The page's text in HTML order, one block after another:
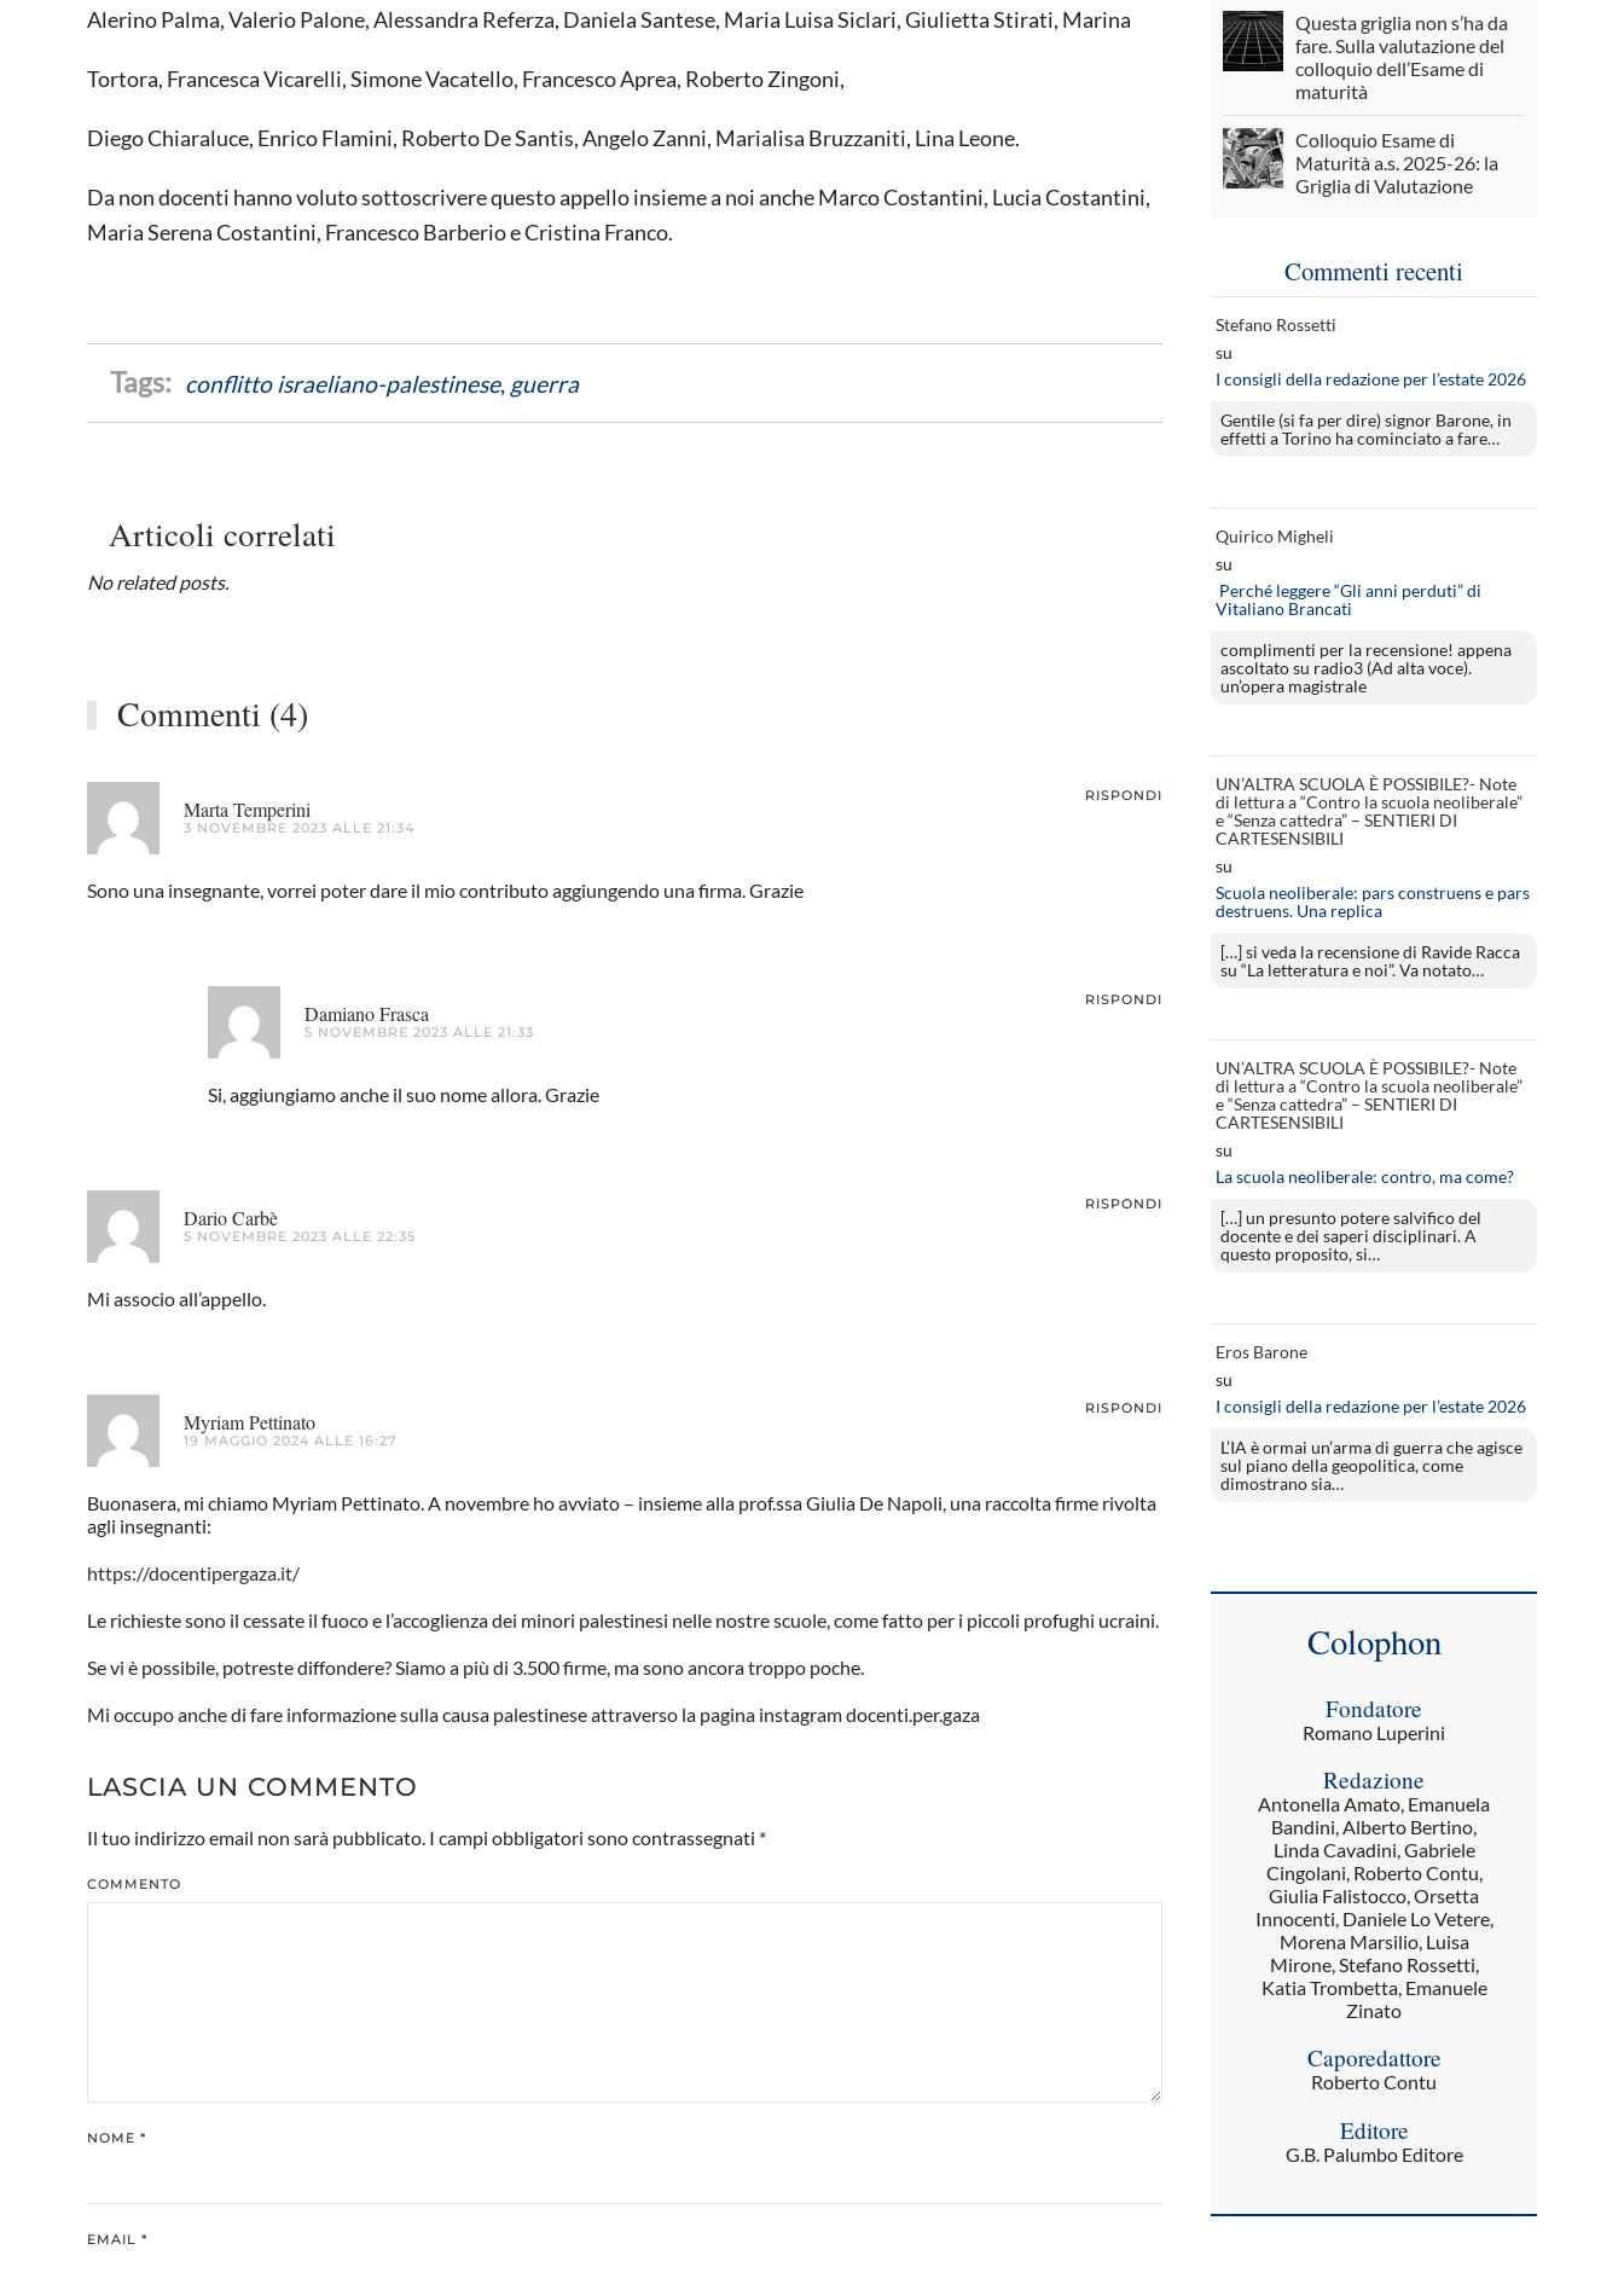
Alerino Palma, Valerio Palone, Alessandra Referza, Daniela Santese, Maria Luisa Siclari, Giulietta Stirati, Marina
Tortora, Francesca Vicarelli, Simone Vacatello, Francesco Aprea, Roberto Zingoni,
Diego Chiaraluce, Enrico Flamini, Roberto De Santis, Angelo Zanni, Marialisa Bruzzaniti, Lina Leone.
Da non docenti hanno voluto sottoscrivere questo appello insieme a noi anche Marco Costantini, Lucia Costantini,
Maria Serena Costantini, Francesco Barberio e Cristina Franco.
conflitto israeliano-palestinese, guerra
Articoli correlati
No related posts.
Commenti (4)
Marta Temperini
3 NOVEMBRE 2023 ALLE 21:34
RISPONDI
Sono una insegnante, vorrei poter dare il mio contributo aggiungendo una firma. Grazie
Damiano Frasca
5 NOVEMBRE 2023 ALLE 21:33
RISPONDI
Si, aggiungiamo anche il suo nome allora. Grazie
Dario Carbè
5 NOVEMBRE 2023 ALLE 22:35
RISPONDI
Mi associo all’appello.
Myriam Pettinato
19 MAGGIO 2024 ALLE 16:27
RISPONDI
Buonasera, mi chiamo Myriam Pettinato. A novembre ho avviato – insieme alla prof.ssa Giulia De Napoli, una raccolta firme rivolta
agli insegnanti:
https://docentipergaza.it/
Le richieste sono il cessate il fuoco e l’accoglienza dei minori palestinesi nelle nostre scuole, come fatto per i piccoli profughi ucraini.
Se vi è possibile, potreste diffondere? Siamo a più di 3.500 firme, ma sono ancora troppo poche.
Mi occupo anche di fare informazione sulla causa palestinese attraverso la pagina instagram docenti.per.gaza
LASCIA UN COMMENTO
Il tuo indirizzo email non sarà pubblicato. I campi obbligatori sono contrassegnati *
COMMENTO
NOME *
EMAIL *
Questa griglia non s’ha da
fare. Sulla valutazione del
colloquio dell’Esame di
maturità
Colloquio Esame di
Maturità a.s. 2025-26: la
Griglia di Valutazione
Commenti recenti
Stefano Rossetti
su
I consigli della redazione per l’estate 2026
Gentile (si fa per dire) signor Barone, in
effetti a Torino ha cominciato a fare…
Quirico Migheli
su
Perché leggere “Gli anni perduti” di
Vitaliano Brancati
complimenti per la recensione! appena
ascoltato su radio3 (Ad alta voce).
un’opera magistrale
UN’ALTRA SCUOLA È POSSIBILE?- Note
di lettura a “Contro la scuola neoliberale”
e “Senza cattedra” – SENTIERI DI
CARTESENSIBILI
su
Scuola neoliberale: pars construens e pars
destruens. Una replica
[…] si veda la recensione di Ravide Racca
su “La letteratura e noi”. Va notato…
UN’ALTRA SCUOLA È POSSIBILE?- Note
di lettura a “Contro la scuola neoliberale”
e “Senza cattedra” – SENTIERI DI
CARTESENSIBILI
su
La scuola neoliberale: contro, ma come?
[…] un presunto potere salvifico del
docente e dei saperi disciplinari. A
questo proposito, si…
Eros Barone
su
I consigli della redazione per l’estate 2026
L’IA è ormai un’arma di guerra che agisce
sul piano della geopolitica, come
dimostrano sia…
Colophon
Fondatore
Romano Luperini
Redazione
Antonella Amato, Emanuela
Bandini, Alberto Bertino,
Linda Cavadini, Gabriele
Cingolani, Roberto Contu,
Giulia Falistocco, Orsetta
Innocenti, Daniele Lo Vetere,
Morena Marsilio, Luisa
Mirone, Stefano Rossetti,
Katia Trombetta, Emanuele
Zinato
Caporedattore
Roberto Contu
Editore
G.B. Palumbo Editore